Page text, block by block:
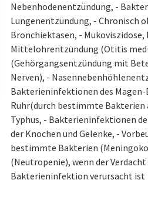
Nebenhodenentzündung, -
Lungenentzündung, - Chronisch
Bronchiektasen, -
Mittelohrentzündung (Otitis
(Gehörgangsentzündung mit
Nerven), -
Bakterieninfektionen des
Ruhr(durch bestimmte
Typhus, - Bakterieninfektionen
der Knochen und Gelenke, -
bestimmte Bakterien
(Neutropenie), wenn der
Bakterieninfektion verursacht ist